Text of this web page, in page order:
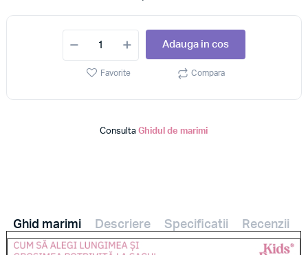
Adauga in cos
Favorite Compara
ConsultaGhidul de marimi
Ghid marimi Descriere Specificatii Recenzii